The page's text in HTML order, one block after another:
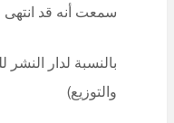
سمعت أنه قد
بالنسبة لدار النشر
والتوزيع)